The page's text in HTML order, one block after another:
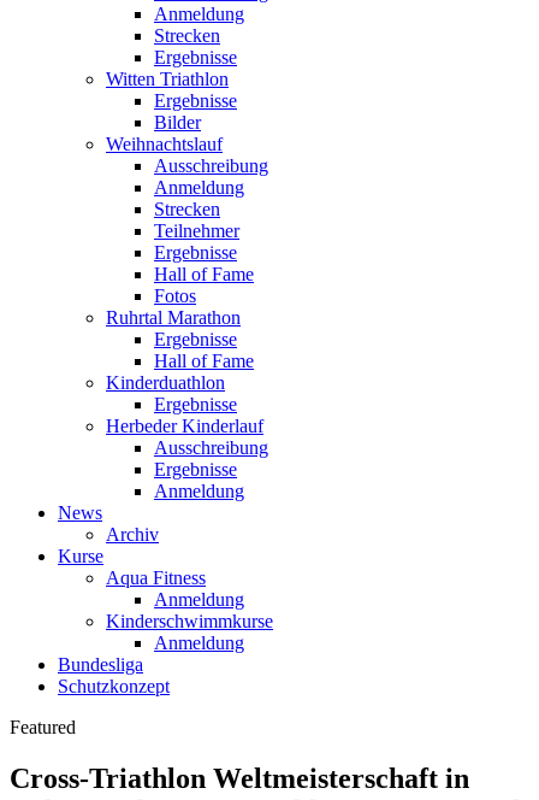
Anmeldung
Strecken
Ergebnisse
Witten Triathlon
Ergebnisse
Bilder
Weihnachtslauf
Ausschreibung
Anmeldung
Strecken
Teilnehmer
Ergebnisse
Hall of Fame
Fotos
Ruhrtal Marathon
Ergebnisse
Hall of Fame
Kinderduathlon
Ergebnisse
Herbeder Kinderlauf
Ausschreibung
Ergebnisse
Anmeldung
News
Archiv
Kurse
Aqua Fitness
Anmeldung
Kinderschwimmkurse
Anmeldung
Bundesliga
Schutzkonzept
Featured
Cross-Triathlon Weltmeisterschaft in